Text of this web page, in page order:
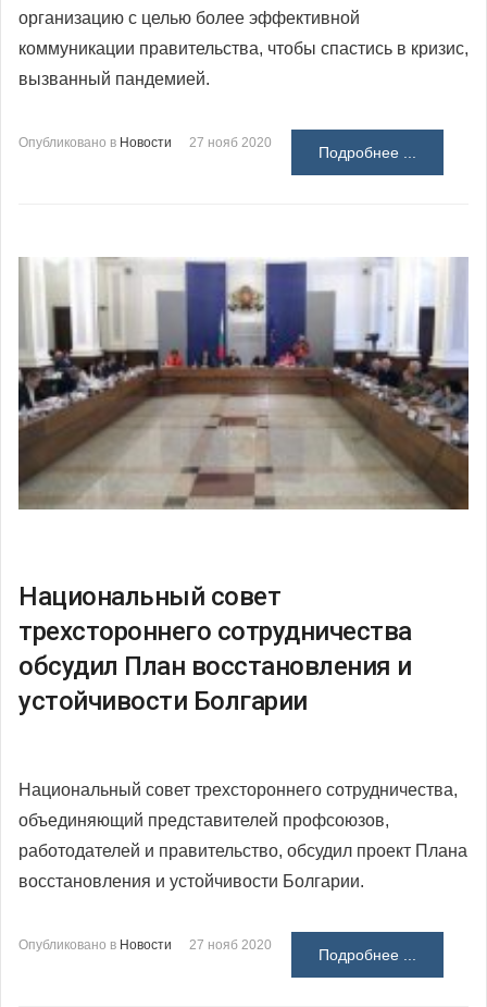
организацию с целью более эффективной
коммуникации правительства, чтобы спастись в кризис,
вызванный пандемией.
Опубликовано в Новости 27 нояб 2020
Подробнее ...
Национальный совет
трехстороннего сотрудничества
обсудил План восстановления и
устойчивости Болгарии
Национальный совет трехстороннего сотрудничества,
объединяющий представителей профсоюзов,
работодателей и правительство, обсудил проект Плана
восстановления и устойчивости Болгарии.
Опубликовано в Новости 27 нояб 2020
Подробнее ...